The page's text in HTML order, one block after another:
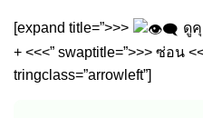
[expand title=”>>>
ดู
+ <<<” swaptitle=”>>> ซ่อน
tringclass=”arrowleft”]